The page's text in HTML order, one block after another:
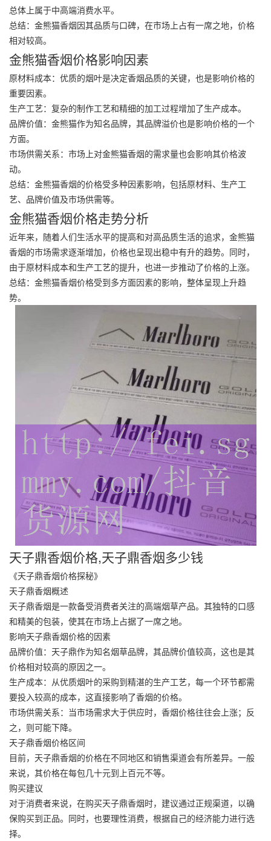
总体上属于中高端消费水平。
总结：金熊猫香烟因其品质与口碑，在市场上占有一席之地，价格
相对较高。
金熊猫香烟价格影响因素
原材料成本：优质的烟叶是决定香烟品质的关键，也是影响价格的
重要因素。
生产工艺：复杂的制作工艺和精细的加工过程增加了生产成本。
品牌价值：金熊猫作为知名品牌，其品牌溢价也是影响价格的一个
方面。
市场供需关系：市场上对金熊猫香烟的需求量也会影响其价格波
动。
总结：金熊猫香烟的价格受多种因素影响，包括原材料、生产工
艺、品牌价值及市场供需等。
金熊猫香烟价格走势分析
近年来，随着人们生活水平的提高和对高品质生活的追求，金熊猫
香烟的市场需求逐渐增加，价格也呈现出稳中有升的趋势。同时，
由于原材料成本和生产工艺的提升，也进一步推动了价格的上涨。
总结：金熊猫香烟价格受到多方面因素的影响，整体呈现上升趋
势。
天子鼎香烟价格,天子鼎香烟多少钱
《天子鼎香烟价格探秘》
天子鼎香烟概述
天子鼎香烟是一款备受消费者关注的高端烟草产品。其独特的口感
和精美的包装，使其在市场上占据了一席之地。
影响天子鼎香烟价格的因素
品牌价值：天子鼎作为知名烟草品牌，其品牌价值较高，这也是其
价格相对较高的原因之一。
生产成本：从优质烟叶的采购到精湛的生产工艺，每一个环节都需
要投入较高的成本，这直接影响了香烟的价格。
市场供需关系：当市场需求大于供应时，香烟价格往往会上涨；反
之，则可能下降。
天子鼎香烟价格区间
目前，天子鼎香烟的价格在不同地区和销售渠道会有所差异。一般
来说，其价格在每包几十元到上百元不等。
购买建议
对于消费者来说，在购买天子鼎香烟时，建议通过正规渠道，以确
保购买到正品。同时，也要理性消费，根据自己的经济能力进行选
择。